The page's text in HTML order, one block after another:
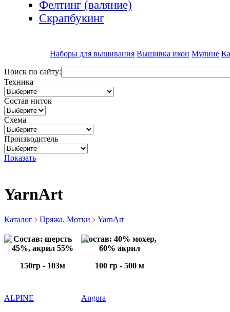
Фелтинг (валяние)
Скрапбукинг
Наборы для вышивания Вышивка икон Мулине
Поиск по сайту:
Техника
Состав ниток
Схема
Производитель
Показать
YarnArt
Каталог Пряжа. Мотки YarnArt
Состав: шерсть
45%, акрил 55%
150гр - 103м
ALPINE
Состав: 40% мохер,
60% акрил
100 гр - 500 м
Angora